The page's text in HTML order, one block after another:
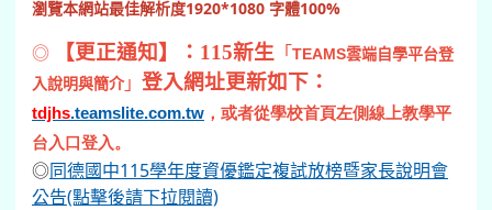
瀏覽本網站最佳解析度1920*1080 字體100%
◎ 【更正通知】：115新生 「 TEAMS雲端自學平台登
入說明與簡介」 登入網址更新如下：
tdjhs.teamslite.com.tw ，或者從學校首頁左側線上教學平
台入口登入。
◎同德國中115學年度資優鑑定複試放榜暨家長說明會
公告(點擊後請下拉閱讀)